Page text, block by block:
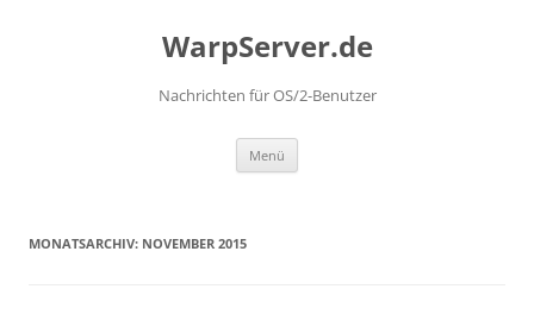
WarpServer.de
Nachrichten für OS/2-Benutzer
Menü
MONATSARCHIV: NOVEMBER 2015